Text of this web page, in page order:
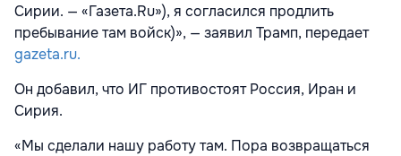
Сирии. — «Газета.Ru»), я согласился продлить
пребывание там войск)», — заявил Трамп, передает
gazeta.ru.
Он добавил, что ИГ противостоят Россия, Иран и
Сирия.
«Мы сделали нашу работу там. Пора возвращаться